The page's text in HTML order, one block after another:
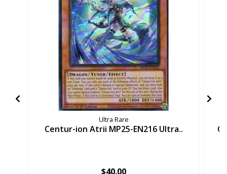
Ultra Rare
Centur-ion Atrii MP25-EN216 Ultra..
$40.00